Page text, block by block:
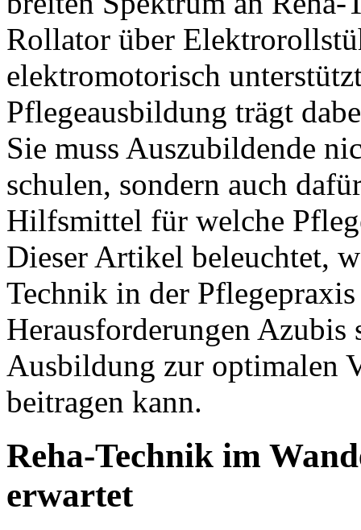
Rollator über
elektromotorisch
Pflegeausbildung trägt
Sie muss Auszubildende
schulen, sondern auch
Hilfsmittel für welche
Dieser Artikel beleuchtet,
Technik in der
Herausforderungen
Ausbildung zur optimalen
beitragen kann.
Reha-Technik im
erwartet